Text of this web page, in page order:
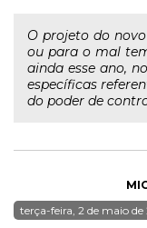
O projeto do
ou para o mal
ainda esse ano,
específicas
do poder de
terça-feira, 2 de maio de